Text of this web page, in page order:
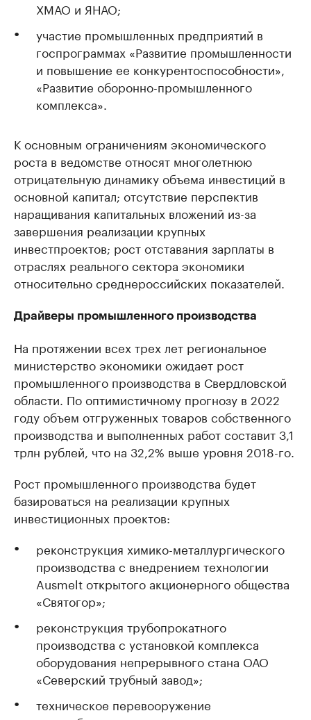
ХМАО и ЯНАО;
участие промышленных предприятий в
госпрограммах «Развитие промышленности
и повышение ее конкурентоспособности»,
«Развитие оборонно-промышленного
комплекса».
К основным ограничениям экономического
роста в ведомстве относят многолетнюю
отрицательную динамику объема инвестиций в
основной капитал; отсутствие перспектив
наращивания капитальных вложений из-за
завершения реализации крупных
инвестпроектов; рост отставания зарплаты в
отраслях реального сектора экономики
относительно среднероссийских показателей.
Драйверы промышленного производства
На протяжении всех трех лет региональное
министерство экономики ожидает рост
промышленного производства в Свердловской
области. По оптимистичному прогнозу в 2022
году объем отгруженных товаров собственного
производства и выполненных работ составит 3,1
трлн рублей, что на 32,2% выше уровня 2018-го.
Рост промышленного производства будет
базироваться на реализации крупных
инвестиционных проектов:
реконструкция химико-металлургического
производства с внедрением технологии
Ausmelt открытого акционерного общества
«Святогор»;
реконструкция трубопрокатного
производства с установкой комплекса
оборудования непрерывного стана ОАО
«Северский трубный завод»;
техническое перевооружение